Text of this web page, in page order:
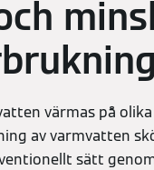
värmas på
av varmvatten
sätt